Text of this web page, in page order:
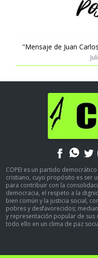
"Mensaje de Juan
COPEI es un partido
cristiano, cuyo propósito es ser
para contribuir con la
democracia, el respeto a la
bien común y la justicia social,
pobres y desfavorecidos;
y representación popular de sus
todo ello en un clima de paz